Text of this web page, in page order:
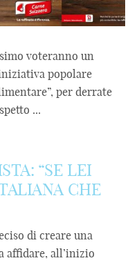
voteranno un
popolare
per derrate
...
“SE LEI
CHE
di creare una
affidare, all’inizio